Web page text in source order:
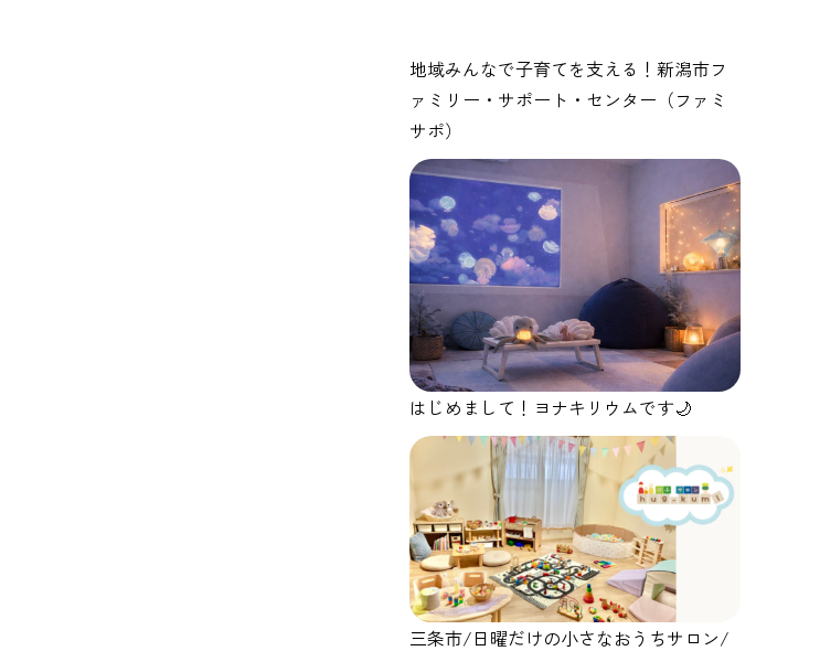
地域みんなで子育てを支える！新潟市フ
ァミリー・サポート・センター（ファミ
サポ）
はじめまして！ヨナキリウムです🌙
三条市/日曜だけの小さなおうちサロン/